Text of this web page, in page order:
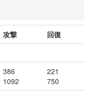
攻撃
回復
386
1092
221
750